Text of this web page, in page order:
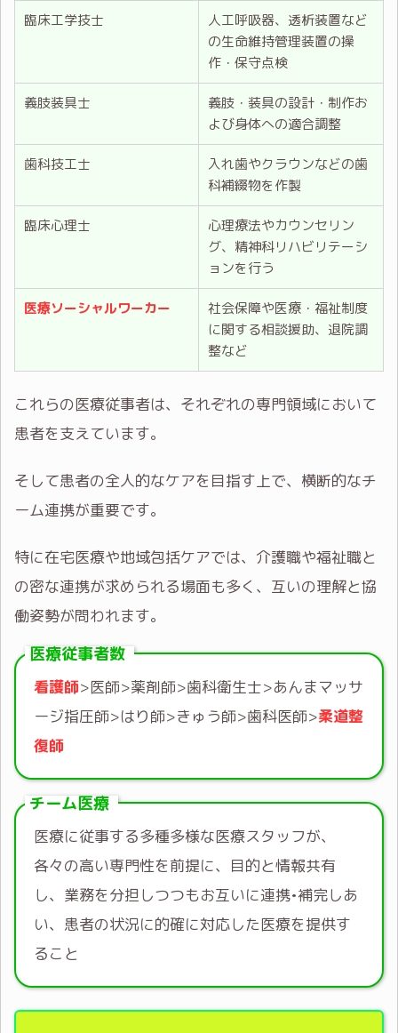
臨床工学技士
人工呼吸器、透析装置など
の生命維持管理装置の操
作・保守点検
義肢装具士
義肢・装具の設計・制作お
よび身体への適合調整
歯科技工士
入れ歯やクラウンなどの歯
科補綴物を作製
臨床心理士
心理療法やカウンセリン
グ、精神科リハビリテーシ
ョンを行う
医療ソーシャルワーカー
社会保障や医療・福祉制度
に関する相談援助、退院調
整など
これらの医療従事者は、それぞれの専門領域において
患者を支えています。
そして患者の全人的なケアを目指す上で、横断的なチ
ーム連携が重要です。
特に在宅医療や地域包括ケアでは、介護職や福祉職と
の密な連携が求められる場面も多く、互いの理解と協
働姿勢が問われます。
医療従事者数
看護師>医師>薬剤師>歯科衛生士>あんまマッサ
ージ指圧師>はり師>きゅう師>歯科医師>柔道整
復師
チーム医療
医療に従事する多種多様な医療スタッフが、
各々の高い専門性を前提に、目的と情報共有
し、業務を分担しつつもお互いに連携•補完しあ
い、患者の状況に的確に対応した医療を提供す
ること